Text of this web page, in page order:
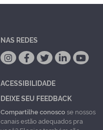
NAS REDES
ACESSIBILIDADE
DEIXE SEU FEEDBACK
Compartilhe conoscose nossos
canais estão adequados pra